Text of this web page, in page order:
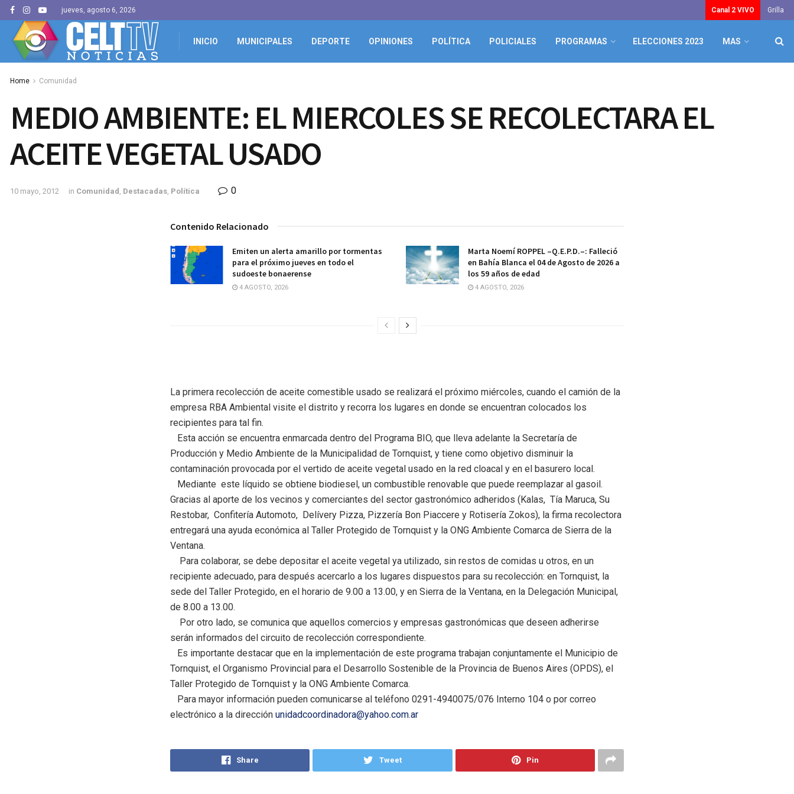
jueves, agosto 6, 2026 Canal 2 VIVO Grilla
INICIO MUNICIPALES DEPORTE OPINIONES POLÍTICA POLICIALES PROGRAMAS ELECCIONES 2023 MAS
Home Comunidad
MEDIO AMBIENTE: EL MIERCOLES SE RECOLECTARA EL
ACEITE VEGETAL USADO
10 mayo, 2012 in Comunidad , Destacadas, Política 0
Contenido Relacionado
Emiten un alerta amarillo por tormentas
para el próximo jueves en todo el
sudoeste bonaerense
4 AGOSTO, 2026
Marta Noemí ROPPEL –Q.E.P.D.–: Falleció
en Bahía Blanca el 04 de Agosto de 2026 a
los 59 años de edad
4 AGOSTO, 2026
La primera recolección de aceite comestible usado se realizará el próximo miércoles, cuando el camión de la
empresa RBA Ambiental visite el distrito y recorra los lugares en donde se encuentran colocados los
recipientes para tal fin.
Esta acción se encuentra enmarcada dentro del Programa BIO, que lleva adelante la Secretaría de
Producción y Medio Ambiente de la Municipalidad de Tornquist, y tiene como objetivo disminuir la
contaminación provocada por el vertido de aceite vegetal usado en la red cloacal y en el basurero local.
Mediante este líquido se obtiene biodiesel, un combustible renovable que puede reemplazar al gasoil.
Gracias al aporte de los vecinos y comerciantes del sector gastronómico adheridos (Kalas, Tía Maruca, Su
Restobar, Confitería Automoto, Delívery Pizza, Pizzería Bon Piaccere y Rotisería Zokos), la firma recolectora
entregará una ayuda económica al Taller Protegido de Tornquist y la ONG Ambiente Comarca de Sierra de la
Ventana.
Para colaborar, se debe depositar el aceite vegetal ya utilizado, sin restos de comidas u otros, en un
recipiente adecuado, para después acercarlo a los lugares dispuestos para su recolección: en Tornquist, la
sede del Taller Protegido, en el horario de 9.00 a 13.00, y en Sierra de la Ventana, en la Delegación Municipal,
de 8.00 a 13.00.
Por otro lado, se comunica que aquellos comercios y empresas gastronómicas que deseen adherirse
serán informados del circuito de recolección correspondiente.
Es importante destacar que en la implementación de este programa trabajan conjuntamente el Municipio de
Tornquist, el Organismo Provincial para el Desarrollo Sostenible de la Provincia de Buenos Aires (OPDS), el
Taller Protegido de Tornquist y la ONG Ambiente Comarca.
Para mayor información pueden comunicarse al teléfono 0291-4940075/076 Interno 104 o por correo
electrónico a la dirección unidadcoordinadora@yahoo.com.ar
Share Tweet Pin